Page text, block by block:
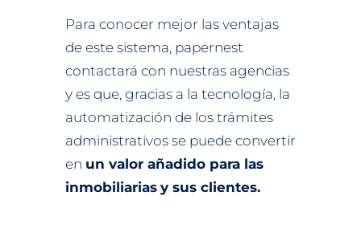
Para conocer mejor las ventajas
de este sistema, papernest
contactará con nuestras agencias
y es que, gracias a la tecnología, la
automatización de los trámites
administrativos se puede convertir
en un valor añadido para las
inmobiliarias y sus clientes.